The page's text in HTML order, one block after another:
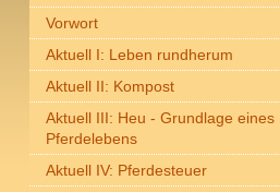
Vorwort
Aktuell I: Leben rundherum
Aktuell II: Kompost
Aktuell III: Heu - Grundlage eines
Pferdelebens
Aktuell IV: Pferdesteuer